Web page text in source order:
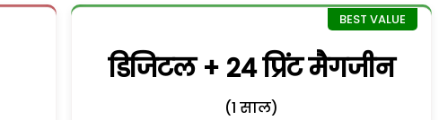
डिजिटल + 24 प्रिंट मैगजीन
(1 साल)